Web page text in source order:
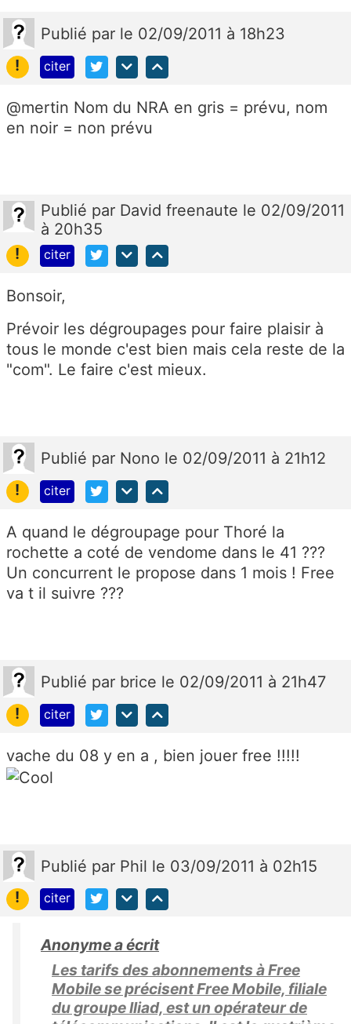
Publié par le 02/09/2011 à 18h23
!
citer
@mertin Nom du NRA en gris = prévu, nom
en noir = non prévu
Publié par David freenaute le 02/09/2011
à 20h35
!
citer
Bonsoir,
Prévoir les dégroupages pour faire plaisir à
tous le monde c'est bien mais cela reste de la
"com". Le faire c'est mieux.
Publié par Nono le 02/09/2011 à 21h12
!
citer
A quand le dégroupage pour Thoré la
rochette a coté de vendome dans le 41 ???
Un concurrent le propose dans 1 mois ! Free
va t il suivre ???
Publié par brice le 02/09/2011 à 21h47
!
citer
vache du 08 y en a , bien jouer free !!!!!
Publié par Phil le 03/09/2011 à 02h15
!
citer
Anonyme a écrit
Les tarifs des abonnements à Free
Mobile se précisent Free Mobile, filiale
du groupe Iliad, est un opérateur de